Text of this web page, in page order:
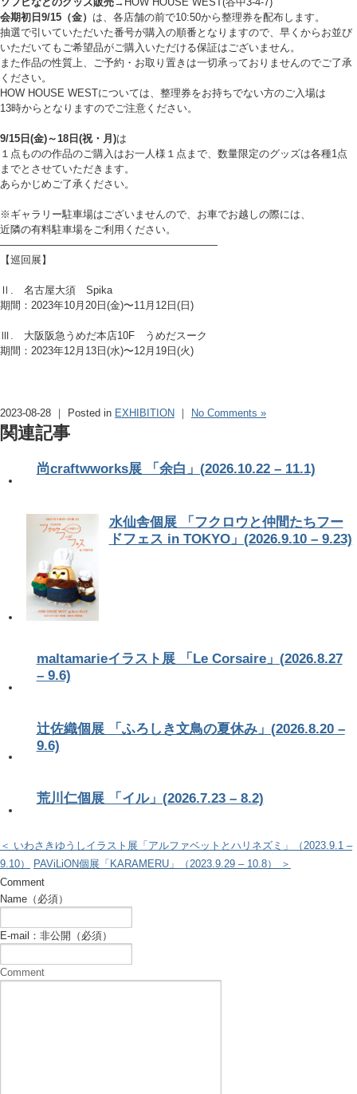
会期初日9/15（金） は、各店舗の前で10:50から整理券を配布します。
抽選で引いていただいた番号が購入の順番となりますので、早くからお並び
いただいてもご希望品がご購入いただける保証はございません。
また作品の性質上、ご予約・お取り置きは一切承っておりませんのでご了承
ください。
HOW HOUSE WESTについては、整理券をお持ちでない方のご入場は
13時からとなりますのでご注意ください。
9/15日(金)～18日(祝・月)は
１点ものの作品のご購入はお一人様１点まで、数量限定のグッズは各種1点
までとさせていただきます。
あらかじめご了承ください。
※ギャラリー駐車場はございませんので、お車でお越しの際には、
近隣の有料駐車場をご利用ください。
—————————————————————
【巡回展】
Ⅱ. 名古屋大須 Spika
期間：2023年10月20日(金)〜11月12日(日)
Ⅲ. 大阪阪急うめだ本店10F うめだスーク
期間：2023年12月13日(水)〜12月19日(火)
2023-08-28 ｜ Posted in EXHIBITION ｜ No Comments »
関連記事
尚craftwworks展 「余白」(2026.10.22 – 11.1)
水仙舎個展 「フクロウと仲間たちフー
ドフェス in TOKYO」(2026.9.10 – 9.23)
maltamarieイラスト展 「Le Corsaire」(2026.8.27
– 9.6)
辻佐織個展 「ふろしき文鳥の夏休み」(2026.8.20 –
9.6)
荒川仁個展 「イル」(2026.7.23 – 8.2)
＜ いわさきゆうしイラスト展「アルファベットとハリネズミ」（2023.9.1 –
9.10）
PAViLiON個展「KARAMERU」（2023.9.29 – 10.8） ＞
Comment
Name（必須）
E-mail：非公開（必須）
Comment